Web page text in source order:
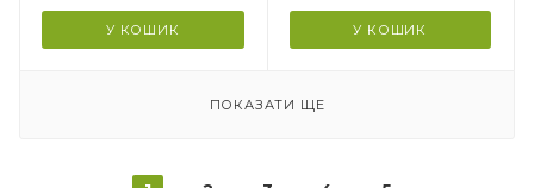
У КОШИК
Гарантія ?
20 років
У КОШИК
ПОКАЗАТИ ЩЕ